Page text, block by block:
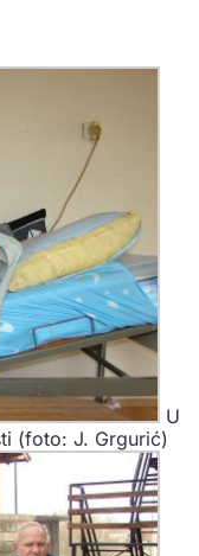
U
(foto: J. Grgurić)